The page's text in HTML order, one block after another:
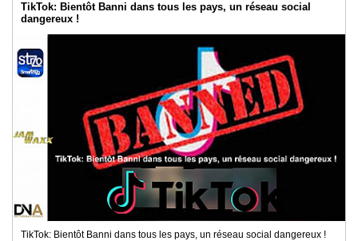
TikTok: Bientôt Banni dans tous les pays, un réseau social
dangereux !
TikTok: Bientôt Banni dans tous les pays, un réseau social dangereux !